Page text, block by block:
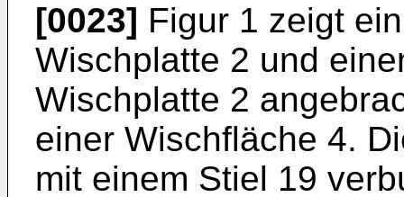
[0023] Figur 1 zeigt
Wischplatte 2 und
Wischplatte 2
einer Wischfläche 4.
mit einem Stiel 19